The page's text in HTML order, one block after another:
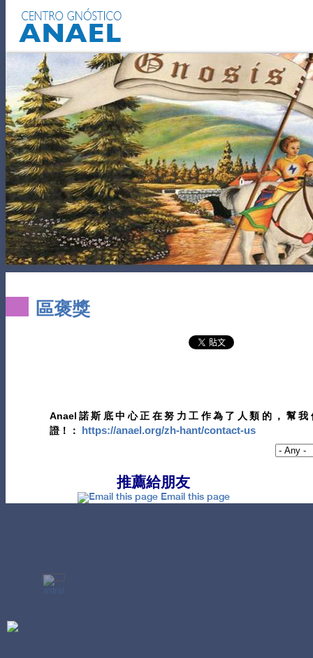
區褒獎
Anael諾斯底中心正在努力工作為了人類的，幫
證！：
https://anael.org/zh-hant/contact-us
推薦給朋友
Email this page